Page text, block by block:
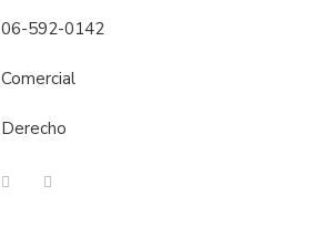
06-592-0142
comercial
derecho